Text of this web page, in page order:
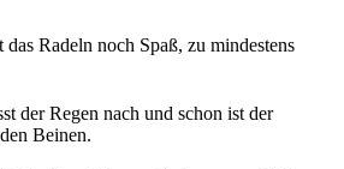
Radeln noch Spaß, zu mindestens
der Regen nach und schon ist der
Beinen.